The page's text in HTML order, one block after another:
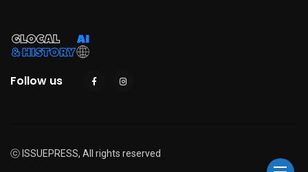
Follow us
ⓒ ISSUEPRESS, All rights reserved